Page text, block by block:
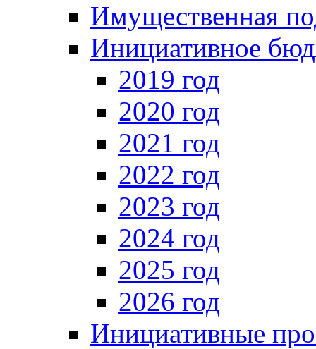
Имущественная
Инициативное
2019 год
2020 год
2021 год
2022 год
2023 год
2024 год
2025 год
2026 год
Инициативные